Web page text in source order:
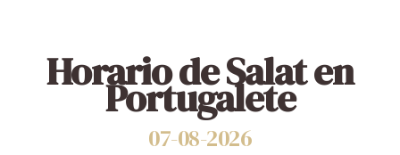
Horario de Salat en
Portugalete
07-08-2026